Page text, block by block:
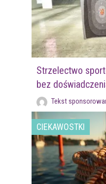
Strzelectwo
bez
Tekst
CIEKAWOSTKI